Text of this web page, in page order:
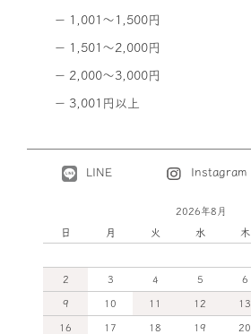
1,001～1,500円
1,501～2,000円
2,000～3,000円
3,001円以上
LINE Instagram
2026年8月
日 月 火 水 木
2 3 4 5 6
9 10 11 12 13
16 17 18 19 20